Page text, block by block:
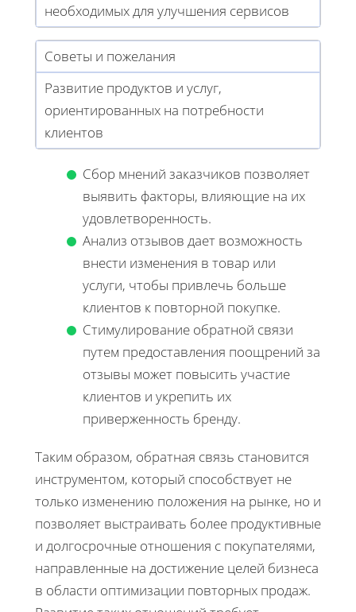
необходимых для улучшения сервисов
Советы и пожелания
Развитие продуктов и услуг,
ориентированных на потребности
клиентов
Сбор мнений заказчиков позволяет
выявить факторы, влияющие на их
удовлетворенность.
Анализ отзывов дает возможность
внести изменения в товар или
услуги, чтобы привлечь больше
клиентов к повторной покупке.
Стимулирование обратной связи
путем предоставления поощрений за
отзывы может повысить участие
клиентов и укрепить их
приверженность бренду.
Таким образом, обратная связь становится
инструментом, который способствует не
только изменению положения на рынке, но и
позволяет выстраивать более продуктивные
и долгосрочные отношения с покупателями,
направленные на достижение целей бизнеса
в области оптимизации повторных продаж.